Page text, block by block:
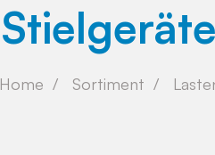
Home Sortiment